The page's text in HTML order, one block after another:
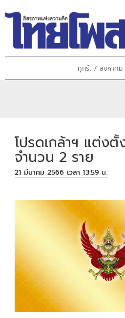
ศุกร์, 7 สิงหาค
โปรดเกล้าฯ แต่ง
จำนวน 2 ราย
21 มีนาคม 2566 เวลา 13:59 น.